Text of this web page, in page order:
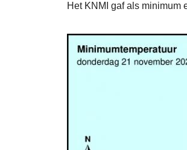
Het KNMI gaf als minimum